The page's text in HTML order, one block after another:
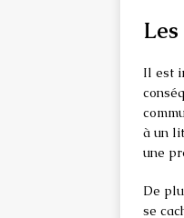
Il est
à un
une
De
se